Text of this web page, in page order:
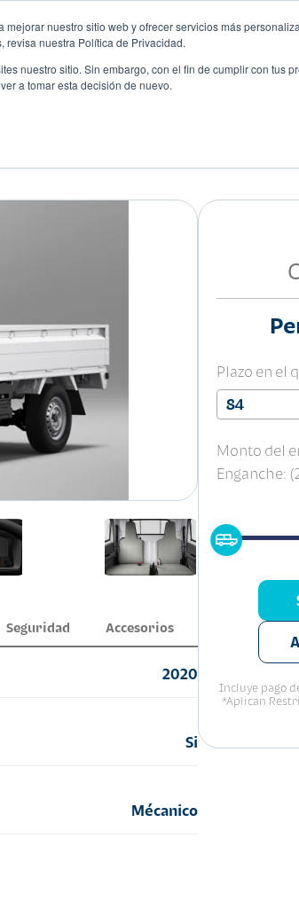
nuestro sitio web y ofrecer servicios más
revisa nuestra Política de Privacidad.
nuestro sitio. Sin embargo, con el fin de cumplir con tus
a tomar esta decisión de nuevo.
Seguridad Accesorios
2020
Si
Mécanico
Plazo en el
84
Monto del
Enganche:
Incluye pago
*Aplican